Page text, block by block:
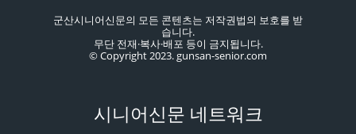
군산시니어신문의 모든 콘텐츠는 저작권법의 보호를 받
습니다.
무단 전재·복사·배포 등이 금지됩니다.
© Copyright 2023. gunsan-senior.com
시니어신문 네트워크